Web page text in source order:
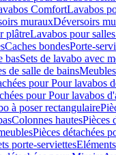
ComfortLavabos
murauxDéversoirs
plâtreLavabos pour
Caches bondesPorte-
basSets de lavabo avec
de salle de bains
pour Pour lavabos
pour Pour lavabos
à poser rectangulaire
Colonnes hautesPièces
Pièces détachées
porte-serviettes